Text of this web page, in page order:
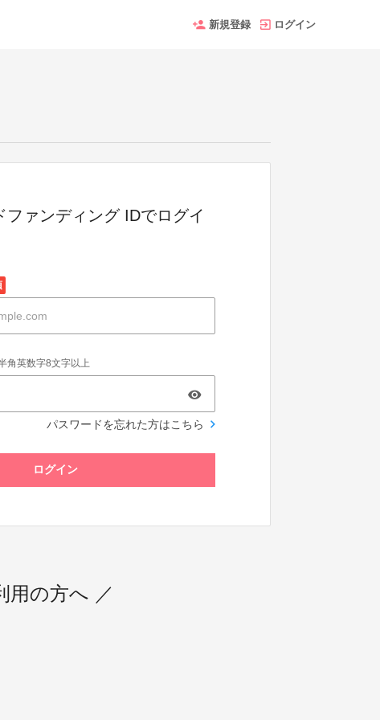
新規登録 ログイン
ファンディング IDでログイ
角英数字8文字以上
パスワードを忘れた方はこちら
ログイン
用の方へ ／